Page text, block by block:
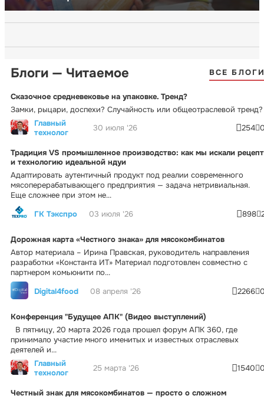
Блоги — Читаемое ВСЕ
Сказочное средневековье на упаковке. Тренд?
Замки, рыцари, доспехи? Случайность или общеотраслевой тренд?
Главный
технолог
30 июля '26 254
Традиция VS промышленное производство: как мы искали рецепт
и технологию идеальной ндуи
Адаптировать аутентичный продукт под реалии современного
мясоперерабатывающего предприятия — задача нетривиальная.
Еще сложнее при этом не...
ГК Тэкспро
03 июля '26 898
Дорожная карта «Честного знака» для мясокомбинатов
Автор материала – Ирина Правская, руководитель направления
разработки «Константа ИТ» Материал подготовлен совместно с
партнером комьюнити по...
Digital4food
08 апреля '26 2266
Конференция "Будущее АПК" (Видео выступлений)
В пятницу, 20 марта 2026 года прошел форум АПК 360, где
принимало участие много именитых и известных отраслевых
деятелей и...
Главный
технолог
25 марта '26 1540
Честный знак для мясокомбинатов — просто о сложном